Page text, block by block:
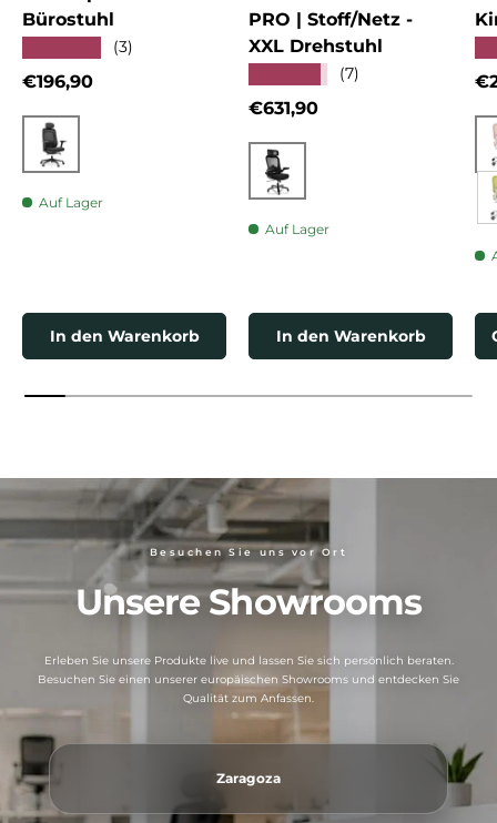
Bürostuhl
(3)
Normaler Preis
€196,90
Schwarz
Auf Lager
In den Warenkorb
PRO | Stoff/Netz -
XXL Drehstuhl
(7)
Normaler Preis
€631,90
Schwarz
Auf Lager
In den Warenkorb
Besuchen Sie uns vor Ort
Unsere Showrooms
Erleben Sie unsere Produkte live und lassen Sie sich persönlich beraten.
Besuchen Sie einen unserer europäischen Showrooms und entdecken Sie
Qualität zum Anfassen.
Zaragoza